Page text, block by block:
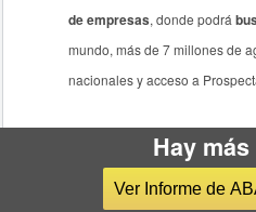
de empresas, donde podrá
mundo, más de 7 millones de
nacionales y acceso a
Hay
Ver Informe de